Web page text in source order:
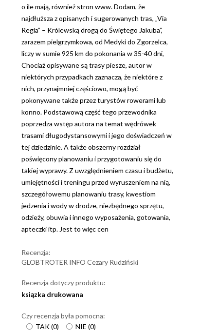
o ile mają, również stron www. Dodam, że
najdłuższa z opisanych i sugerowanych tras, „Via
Regia” – Królewską drogą do Świętego Jakuba”,
zarazem pielgrzymkowa, od Medyki do Zgorzelca,
liczy w sumie 925 km do pokonania w 35-40 dni,
Chociaż opisywane są trasy piesze, autor w
niektórych przypadkach zaznacza, że niektóre z
nich, przynajmniej częściowo, mogą być
pokonywane także przez turystów rowerami lub
konno. Podstawową część tego przewodnika
poprzedza wstęp autora na temat wędrówek
trasami długodystansowymi i jego doświadczeń w
tej dziedzinie. A także obszerny rozdział
poświęcony planowaniu i przygotowaniu się do
takiej wyprawy. Z uwzględnieniem czasu i budżetu,
umiejętności i treningu przed wyruszeniem na nią,
szczegółowemu planowaniu trasy, kwestiom
jedzenia i wody w drodze, niezbędnego sprzętu,
odzieży, obuwia i innego wyposażenia, gotowania,
apteczki itp. Jest to więc cen
Recenzja:
GLOBTROTER INFO Cezary Rudziński
Recenzja dotyczy produktu:
ksiązka drukowana
Czy recenzja była pomocna:
TAK(0) NIE (0)